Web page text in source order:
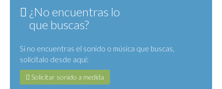
¿No encuentras lo
que buscas?
Si no encuentras el sonido o música que buscas,
solicítalo desde aquí:
Solicitar sonido a medida